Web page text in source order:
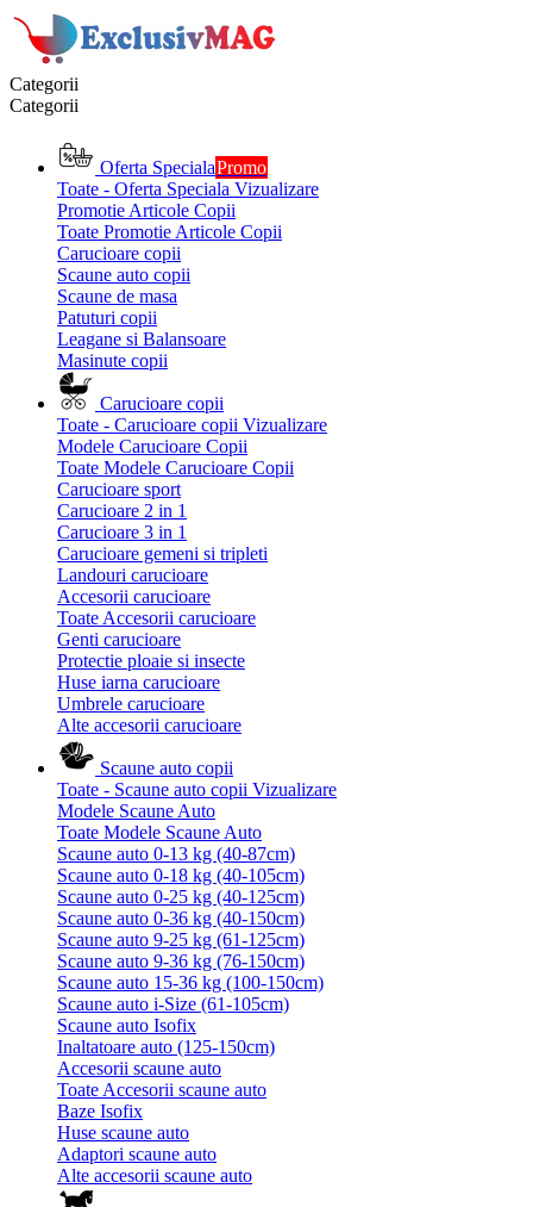
Categorii
Categorii
Oferta SpecialaPromo
Toate - Oferta Speciala Vizualizare
Promotie Articole Copii
Toate Promotie Articole Copii
Carucioare copii
Scaune auto copii
Scaune de masa
Patuturi copii
Leagane si Balansoare
Masinute copii
Carucioare copii
Toate - Carucioare copii Vizualizare
Modele Carucioare Copii
Toate Modele Carucioare Copii
Carucioare sport
Carucioare 2 in 1
Carucioare 3 in 1
Carucioare gemeni si tripleti
Landouri carucioare
Accesorii carucioare
Toate Accesorii carucioare
Genti carucioare
Protectie ploaie si insecte
Huse iarna carucioare
Umbrele carucioare
Alte accesorii carucioare
Scaune auto copii
Toate - Scaune auto copii Vizualizare
Modele Scaune Auto
Toate Modele Scaune Auto
Scaune auto 0-13 kg (40-87cm)
Scaune auto 0-18 kg (40-105cm)
Scaune auto 0-25 kg (40-125cm)
Scaune auto 0-36 kg (40-150cm)
Scaune auto 9-25 kg (61-125cm)
Scaune auto 9-36 kg (76-150cm)
Scaune auto 15-36 kg (100-150cm)
Scaune auto i-Size (61-105cm)
Scaune auto Isofix
Inaltatoare auto (125-150cm)
Accesorii scaune auto
Toate Accesorii scaune auto
Baze Isofix
Huse scaune auto
Adaptori scaune auto
Alte accesorii scaune auto